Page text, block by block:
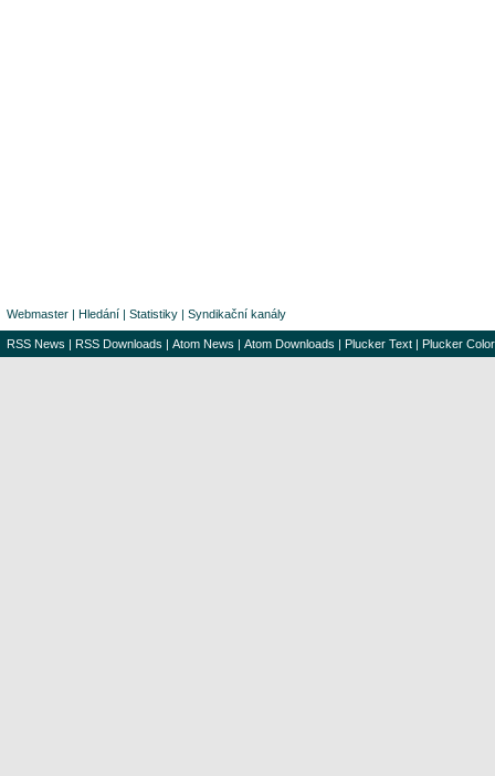
Webmaster | Hledání | Statistiky | Syndikační kanály
RSS News | RSS Downloads | Atom News | Atom Downloads | Plucker Text | Plucker Color